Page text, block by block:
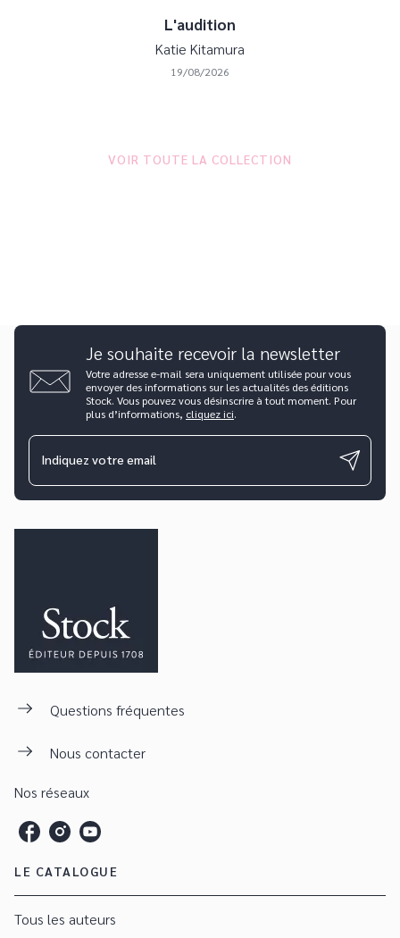
L'audition
Katie Kitamura
19/08/2026
VOIR TOUTE LA COLLECTION
Je souhaite recevoir la newsletter
Votre adresse e-mail sera uniquement utilisée pour vous
envoyer des informations sur les actualités des éditions
Stock. Vous pouvez vous désinscrire à tout moment. Pour
plus d’informations, cliquez ici.
Indiquez votre email
Questions fréquentes
Nous contacter
Nos réseaux
LE CATALOGUE
Tous les auteurs